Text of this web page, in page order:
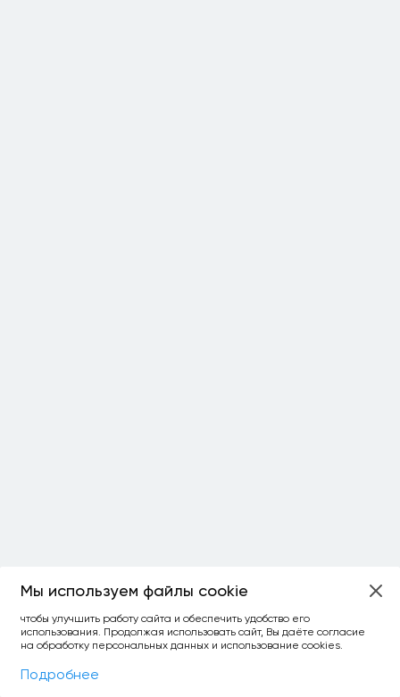
Фильтры
Мы используем файлы cookie
чтобы улучшить работу сайта и обеспечить удобство его
использования. Продолжая использовать сайт, Вы даёте согласие
на обработку персональных данных и использование cookies.
Подробнее
ОСТАЛОСЬ:
уточнить фильтр сравнить топ-3
спросить ИИ